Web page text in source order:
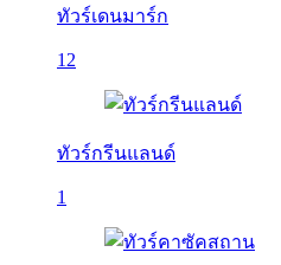
ทัวร์เดนมาร์ก
12
ทัวร์กรีนแลนด์
1